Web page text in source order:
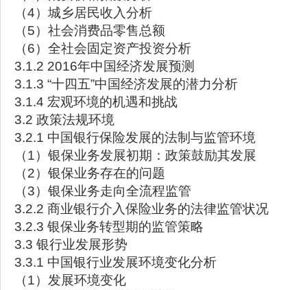
（4）城乡居民收入分析
（5）社会消费品零售总额
（6）全社会固定资产投资分析
3.1.2 2016年中国经济发展预测
3.1.3 “十四五”中国经济发展的潜力分析
3.1.4 宏观环境的机遇和挑战
3.2 政策法规环境
3.2.1 中国银行保险发展的法制与监管环境
（1）银保业务发展初期：政策鼓励其发展
（2）银保业务存在的问题
（3）银保业务走向全流程监管
3.2.2 商业银行介入保险业务的法律监管状况
3.2.3 银保业务转型期的监管策略
3.3 银行业发展形势
3.3.1 中国银行业发展环境变化分析
（1）发展环境变化